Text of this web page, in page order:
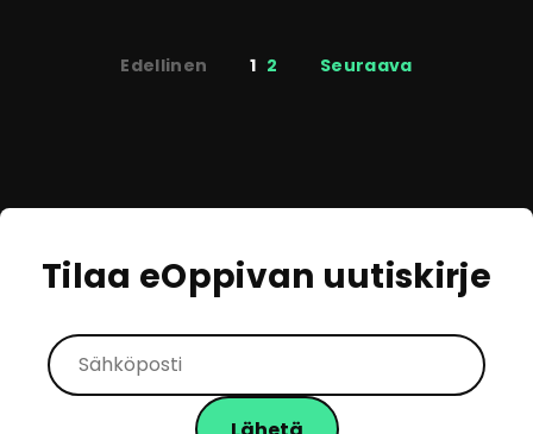
SivutusEdellinen 1 2 Seuraava
Tilaa eOppivan uutiskirje